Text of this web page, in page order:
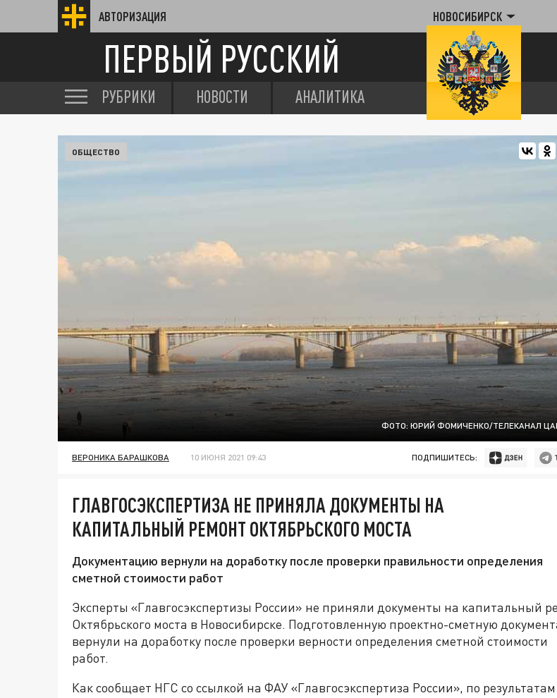
АВТОРИЗАЦИЯ НОВОСИБИРСК
ПЕРВЫЙ РУССКИЙ
РУБРИКИ НОВОСТИ АНАЛИТИКА
ФОТО: ЮРИЙ ФОМИЧЕНКО/ТЕЛЕКАНАЛ
ОБЩЕСТВО
ВЕРОНИКА БАРАШКОВА 10 ИЮНЯ 2021 09:43 ПОДПИШИТЕСЬ:
ГЛАВГОСЭКСПЕРТИЗА НЕ ПРИНЯЛА ДОКУМЕНТЫ НА
КАПИТАЛЬНЫЙ РЕМОНТ ОКТЯБРЬСКОГО МОСТА
Документацию вернули на доработку после проверки правильности определения
сметной стоимости работ
Эксперты «Главгосэкспертизы России» не приняли документы на капитальный
Октябрьского моста в Новосибирске. Подготовленную проектно-сметную
вернули на доработку после проверки верности определения сметной стоимости
работ.
Как сообщает НГС со ссылкой на ФАУ «Главгосэкспертиза России», по результатам